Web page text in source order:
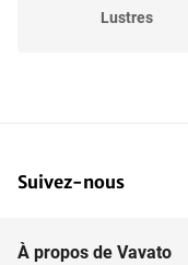
Lustres
Poterie européenne
Suivez-nous
À propos de Vavato